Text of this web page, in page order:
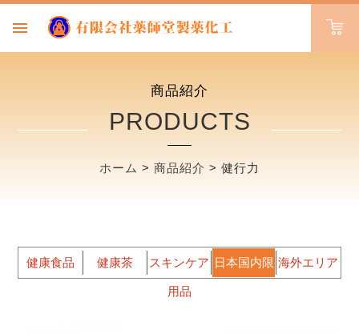
商品紹介
PRODUCTS
ホーム > 商品紹介 > 健行力
健康食品 健康茶 スキンケア
用品
日本国内限 海外エリア